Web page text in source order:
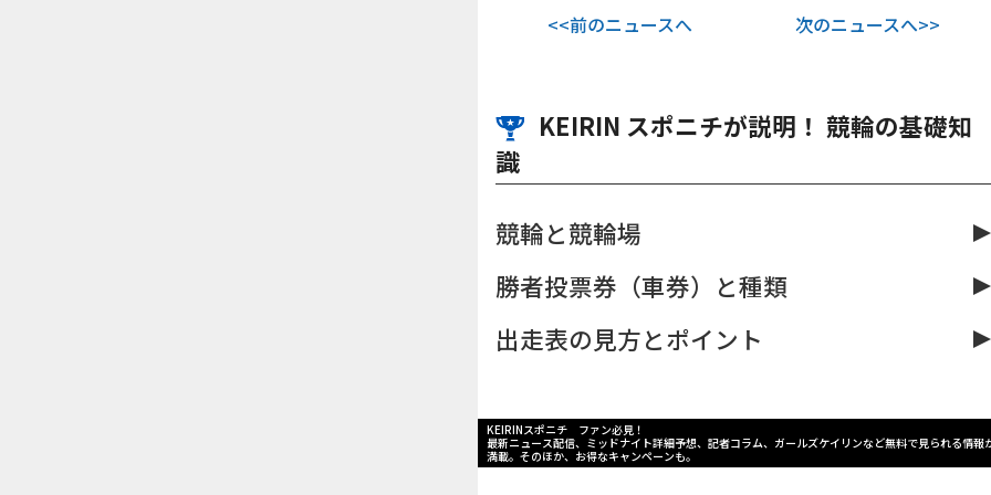
<<前のニュースへ 次のニュースへ>>
KEIRIN スポニチが説明！ 競輪の基礎知
識
競輪と競輪場
勝者投票券（車券）と種類
出走表の見方とポイント
KEIRINスポニチ ファン必見！
最新ニュース配信、ミッドナイト詳細予想、記者コラム、ガールズケイリンなど無料で見られる情報
満載。そのほか、お得なキャンペーンも。